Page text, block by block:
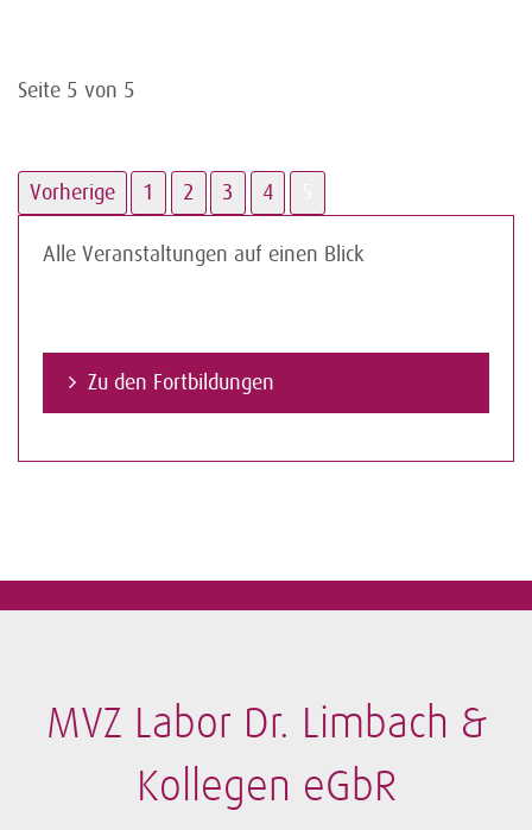
Seite 5 von 5
Vorherige 1 2 3 4
Alle Veranstaltungen auf einen Blick
Zu den Fortbildungen
MVZ Labor Dr. Limbach &
Kollegen eGbR